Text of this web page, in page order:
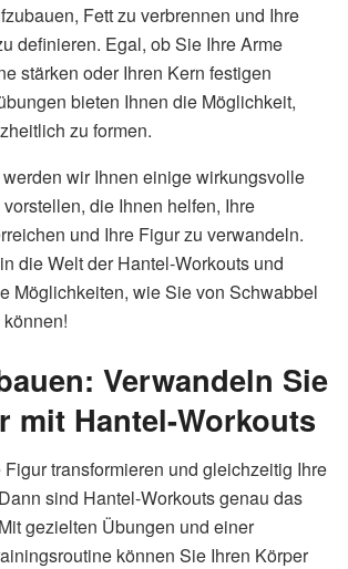
Fett zu verbrennen und Ihre
definieren. Egal, ob Sie Ihre Arme
stärken oder Ihren Kern festigen
bieten Ihnen die Möglichkeit,
zu formen.
wir Ihnen einige wirkungsvolle
die Ihnen helfen, Ihre
und Ihre Figur zu verwandeln.
die Welt der Hantel-Workouts und
Möglichkeiten, wie Sie von Schwabbel
Verwandeln Sie
mit Hantel-Workouts
transformieren und gleichzeitig Ihre
sind Hantel-Workouts genau das
gezielten Übungen und einer
können Sie Ihren Körper